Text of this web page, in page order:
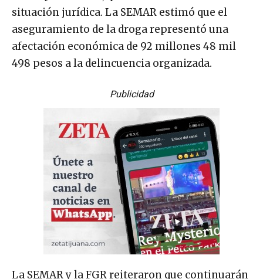
situación jurídica. La SEMAR estimó que el
aseguramiento de la droga representó una
afectación económica de 92 millones 48 mil
498 pesos a la delincuencia organizada.
Publicidad
La SEMAR y la FGR reiteraron que continuarán